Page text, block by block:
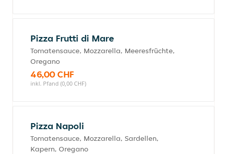
Pizza Frutti di Mare
Tomatensauce, Mozzarella, Meeresfrüchte,
Oregano
46,00 CHF
inkl. Pfand (0,00 CHF)
Pizza Napoli
Tomatensauce, Mozzarella, Sardellen,
Kapern, Oregano